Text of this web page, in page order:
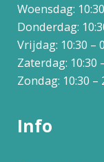
Woensdag:
Donderdag:
Vrijdag: 10:30 –
Zaterdag: 10:30
Zondag: 10:30 –
Info